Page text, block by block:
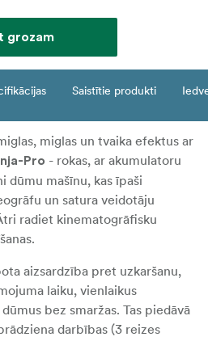
grozam
Saistītie produkti
miglas un tvaika efektus ar
Pro - rokas, ar akumulatoru
dūmu mašīnu, kas īpaši
un satura veidotāju
radiet kinematogrāfisku
aizsardzība pret uzkaršanu,
laiku, vienlaikus
bez smaržas. Tas piedāvā
darbības (3 reizes